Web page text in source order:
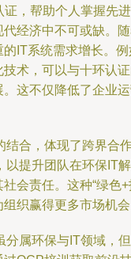
，帮助个人掌握先
经济中不可或缺。
IT系统需求增长。
术，可以与十环认
这不仅降低了企业
结合，体现了跨界合
以提升团队在环保IT
会责任。这种“绿色
织赢得更多市场机会
分属环保与IT领域，